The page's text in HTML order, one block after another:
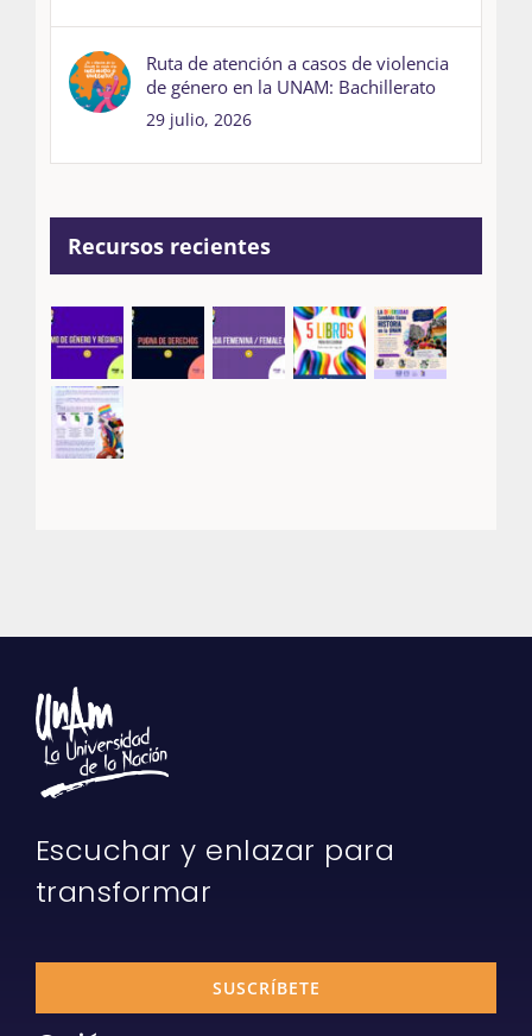
Ruta de atención a casos de violencia
de género en la UNAM: Bachillerato
29 julio, 2026
Recursos recientes
Escuchar y enlazar para
transformar
SUSCRÍBETE